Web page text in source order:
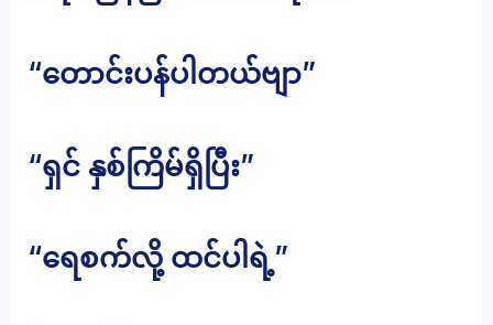
“တောင်းပန်ပါတယ်ဗျာ”
“ရှင် နှစ်ကြိမ်ရှိပြီး”
“ရေစက်လို့ ထင်ပါရဲ့”